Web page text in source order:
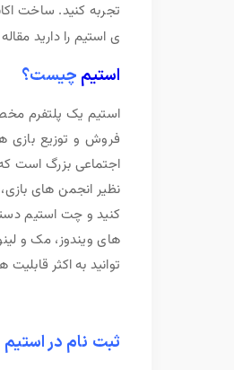
تجربه کنید. ساخت
ی استیم را دارید
استیم چیست؟
استیم یک پلتفرم
فروش و توزیع بازی
اجتماعی بزرگ است که
نظیر انجمن های
کنید و چت استیم
های ویندوز، مک و
توانید به اکثر
ثبت نام در استیم